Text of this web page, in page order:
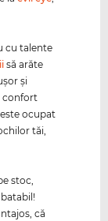
cu talente
să arăte
şi
confort
ocupat
tăi,
stoc,
că